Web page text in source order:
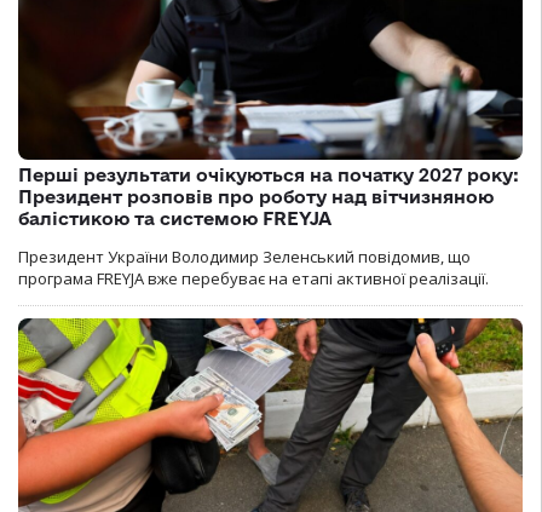
Перші результати очікуються на початку 2027 року:
Президент розповів про роботу над вітчизняною
балістикою та системою FREYJA
Президент України Володимир Зеленський повідомив, що
програма FREYJA вже перебуває на етапі активної реалізації.